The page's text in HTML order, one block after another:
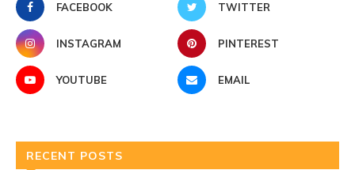
FACEBOOK TWITTER
INSTAGRAM PINTEREST
YOUTUBE EMAIL
RECENT POSTS